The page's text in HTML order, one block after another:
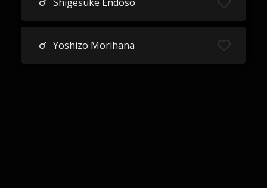
Yoshizo Morihana